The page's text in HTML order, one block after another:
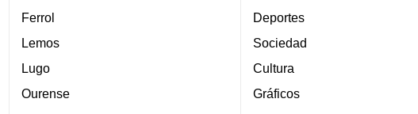
Ferrol
Lemos
Lugo
Ourense
Deportes
Sociedad
Cultura
Gráficos